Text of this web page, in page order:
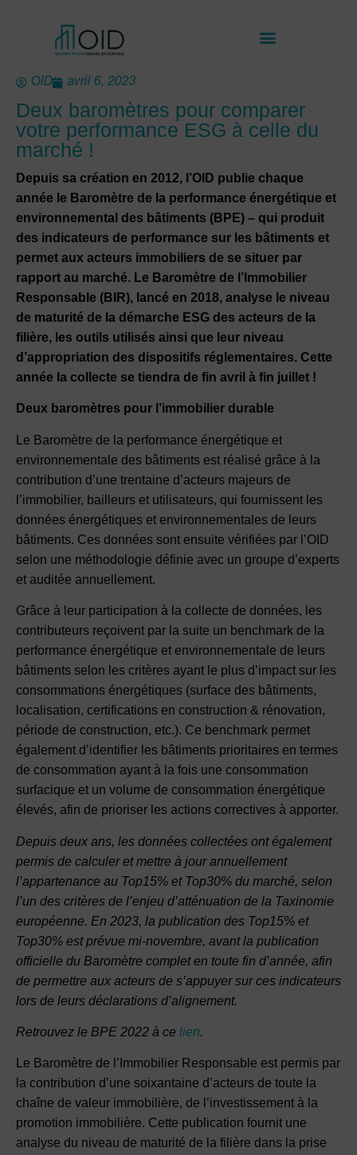
OID avril 6, 2023
Deux baromètres pour comparer
votre performance ESG à celle du
marché !
Depuis sa création en 2012, l’OID publie chaque
année le Baromètre de la performance énergétique et
environnemental des bâtiments (BPE) – qui produit
des indicateurs de performance sur les bâtiments et
permet aux acteurs immobiliers de se situer par
rapport au marché. Le Baromètre de l’Immobilier
Responsable (BIR), lancé en 2018, analyse le niveau
de maturité de la démarche ESG des acteurs de la
filière, les outils utilisés ainsi que leur niveau
d’appropriation des dispositifs réglementaires. Cette
année la collecte se tiendra de fin avril à fin juillet !
Deux baromètres pour l’immobilier durable
Le Baromètre de la performance énergétique et
environnementale des bâtiments est réalisé grâce à la
contribution d’une trentaine d’acteurs majeurs de
l’immobilier, bailleurs et utilisateurs, qui fournissent les
données énergétiques et environnementales de leurs
bâtiments. Ces données sont ensuite vérifiées par l’OID
selon une méthodologie définie avec un groupe d’experts
et auditée annuellement.
Grâce à leur participation à la collecte de données, les
contributeurs reçoivent par la suite un benchmark de la
performance énergétique et environnementale de leurs
bâtiments selon les critères ayant le plus d’impact sur les
consommations énergétiques (surface des bâtiments,
localisation, certifications en construction & rénovation,
période de construction, etc.). Ce benchmark permet
également d’identifier les bâtiments prioritaires en termes
de consommation ayant à la fois une consommation
surfacique et un volume de consommation énergétique
élevés, afin de prioriser les actions correctives à apporter.
Depuis deux ans, les données collectées ont également
permis de calculer et mettre à jour annuellement
l’appartenance au Top15% et Top30% du marché, selon
l’un des critères de l’enjeu d’atténuation de la Taxinomie
européenne. En 2023, la publication des Top15% et
Top30% est prévue mi-novembre, avant la publication
officielle du Baromètre complet en toute fin d’année, afin
de permettre aux acteurs de s’appuyer sur ces indicateurs
lors de leurs déclarations d’alignement.
Retrouvez le BPE 2022 à ce lien.
Le Baromètre de l’Immobilier Responsable est permis par
la contribution d’une soixantaine d’acteurs de toute la
chaîne de valeur immobilière, de l’investissement à la
promotion immobilière. Cette publication fournit une
analyse du niveau de maturité de la filière dans la prise